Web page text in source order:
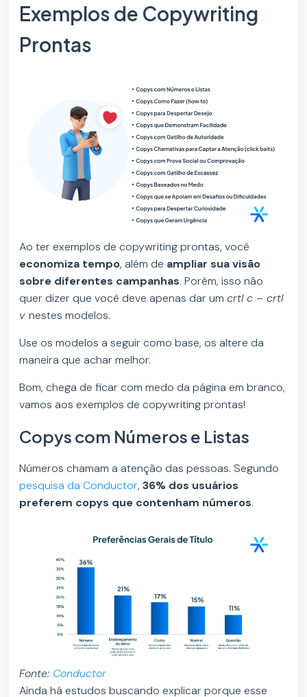
Exemplos de Copywriting
Prontas
Ao ter exemplos de copywriting prontas, você
economiza tempo, além de ampliar sua visão
sobre diferentes campanhas. Porém, isso não
quer dizer que você deve apenas dar umcrtl c – crtl
vnestes modelos.
Use os modelos a seguir como base, os altere da
maneira que achar melhor.
Bom, chega de ficar com medo da página em branco,
vamos aos exemplos de copywriting prontas!
Copys com Números e Listas
Números chamam a atenção das pessoas. Segundo
pesquisa da Conductor,36% dos usuários
preferem copys que contenham números.
Fonte: Conductor
Ainda há estudos buscando explicar porque esse